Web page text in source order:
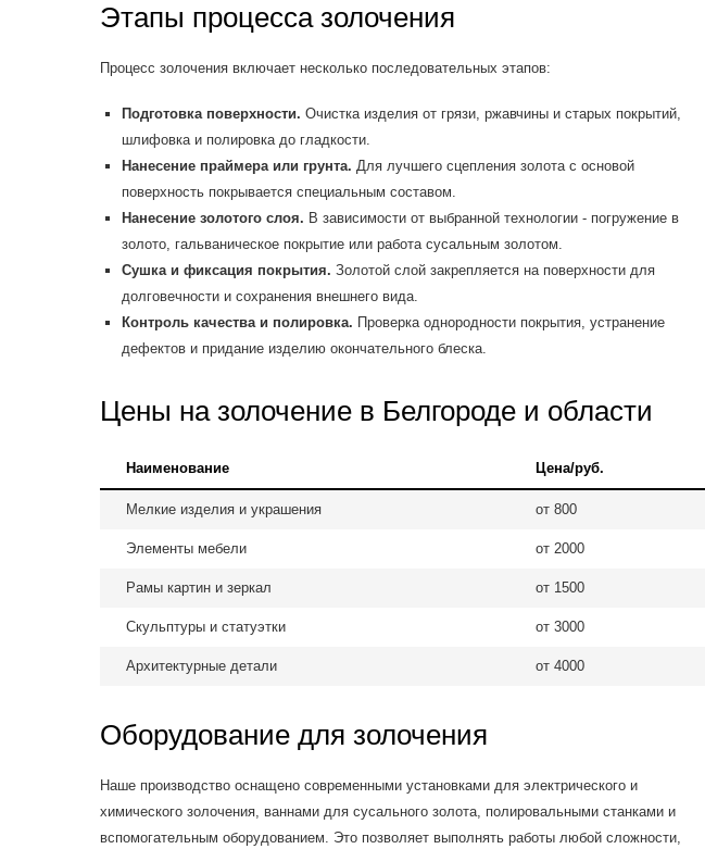
Этапы процесса золочения
Процесс золочения включает несколько последовательных этапов:
Подготовка поверхности. Очистка изделия от грязи, ржавчины и старых покрытий,
шлифовка и полировка до гладкости.
Нанесение праймера или грунта. Для лучшего сцепления золота с основой
поверхность покрывается специальным составом.
Нанесение золотого слоя. В зависимости от выбранной технологии - погружение в
золото, гальваническое покрытие или работа сусальным золотом.
Сушка и фиксация покрытия. Золотой слой закрепляется на поверхности для
долговечности и сохранения внешнего вида.
Контроль качества и полировка. Проверка однородности покрытия, устранение
дефектов и придание изделию окончательного блеска.
Цены на золочение в Белгороде и области
Наименование Цена/руб.
Мелкие изделия и украшения от 800
Элементы мебели от 2000
Рамы картин и зеркал от 1500
Скульптуры и статуэтки от 3000
Архитектурные детали от 4000
Оборудование для золочения
Наше производство оснащено современными установками для электрического и
химического золочения, ваннами для сусального золота, полировальными станками и
вспомогательным оборудованием. Это позволяет выполнять работы любой сложности,